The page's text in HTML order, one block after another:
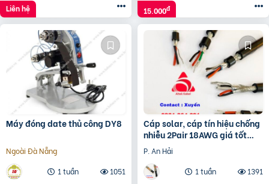
Liên hệ 15.000đ
Máy đóng date thủ công DY8
Ngoài Đà Nẵng
1 tuần
1051
Cáp solar, cáp tín hiệu chống
nhiễu 2Pair 18AWG giá tốt
hãng Altek Kabel
P. An Hải
1 tuần
1391